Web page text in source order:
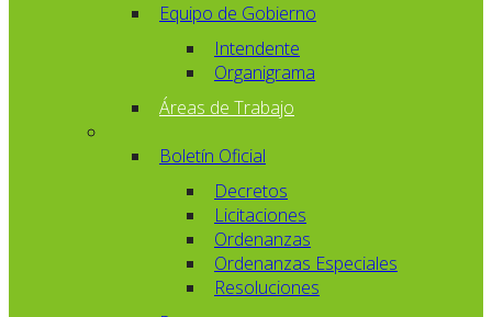
Equipo de Gobierno
Intendente
Organigrama
Áreas de Trabajo
Boletín Oficial
Decretos
Licitaciones
Ordenanzas
Ordenanzas Especiales
Resoluciones